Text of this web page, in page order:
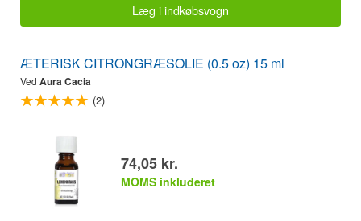
Læg i indkøbsvogn
ÆTERISK CITRONGRÆSOLIE (0.5 oz) 15 ml
Ved Aura Cacia
(2)
74,05 kr.
MOMS inkluderet